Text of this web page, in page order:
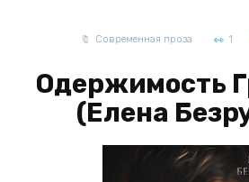
Современная проза 1
Одержимость
(Елена